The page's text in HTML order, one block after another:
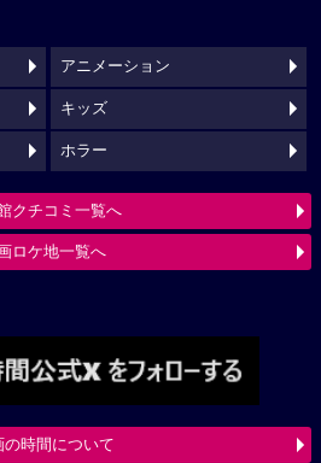
アニメーション
キッズ
ホラー
クチコミ一覧へ
ロケ地一覧へ
の時間について